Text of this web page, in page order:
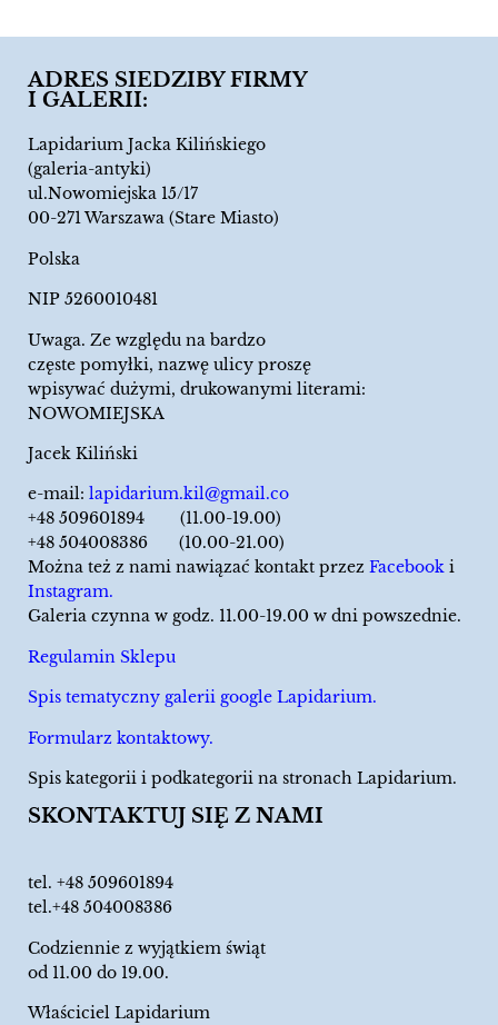
ADRES SIEDZIBY FIRMY
I GALERII:
Lapidarium Jacka Kilińskiego
(galeria-antyki)
ul.Nowomiejska 15/17
00-271 Warszawa (Stare Miasto)
Polska
NIP 5260010481
Uwaga. Ze względu na bardzo
częste pomyłki, nazwę ulicy proszę
wpisywać dużymi, drukowanymi literami:
NOWOMIEJSKA
Jacek Kiliński
e-mail: lapidarium.kil@gmail.co
+48 509601894 (11.00-19.00)
+48 504008386 (10.00-21.00)
Można też z nami nawiązać kontakt przez Facebook i
Instagram.
Galeria czynna w godz. 11.00-19.00 w dni powszednie.
Regulamin Sklepu
Spis tematyczny galerii google Lapidarium.
Formularz kontaktowy.
Spis kategorii i podkategorii na stronach Lapidarium.
SKONTAKTUJ SIĘ Z NAMI
tel. +48 509601894
tel.+48 504008386
Codziennie z wyjątkiem świąt
od 11.00 do 19.00.
Właściciel Lapidarium